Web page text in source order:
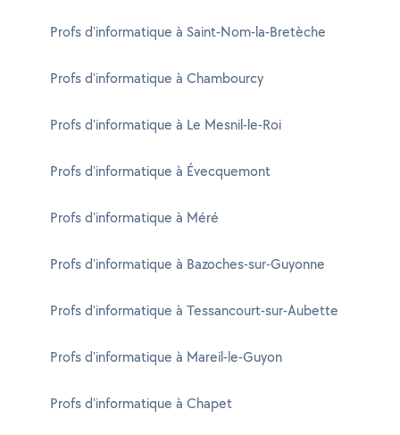
Profs d'informatique à Saint-Nom-la-Bretèche
Profs d'informatique à Chambourcy
Profs d'informatique à Le Mesnil-le-Roi
Profs d'informatique à Évecquemont
Profs d'informatique à Méré
Profs d'informatique à Bazoches-sur-Guyonne
Profs d'informatique à Tessancourt-sur-Aubette
Profs d'informatique à Mareil-le-Guyon
Profs d'informatique à Chapet